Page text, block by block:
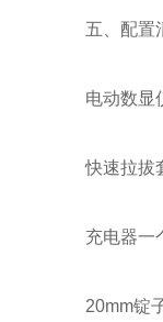
五、配置
电动数显
快速拉拔
充电器一
20mm锭